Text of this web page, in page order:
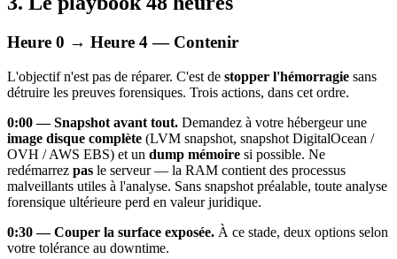
Heure 0 → Heure 4 — Contenir
L'objectif n'est pas de réparer. C'est de stopper l'hémorragie sans
détruire les preuves forensiques. Trois actions, dans cet ordre.
0:00 — Snapshot avant tout. Demandez à votre hébergeur une
image disque complète (LVM snapshot, snapshot DigitalOcean /
OVH / AWS EBS) et un dump mémoire si possible. Ne
redémarrez pas le serveur — la RAM contient des processus
malveillants utiles à l'analyse. Sans snapshot préalable, toute analyse
forensique ultérieure perd en valeur juridique.
0:30 — Couper la surface exposée. À ce stade, deux options selon
votre tolérance au downtime.